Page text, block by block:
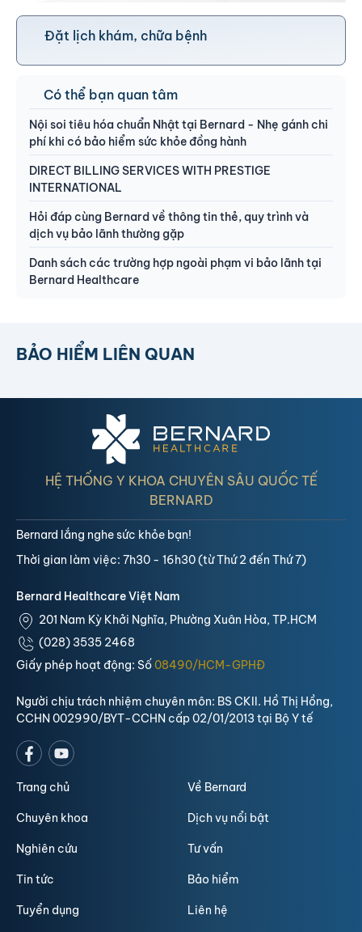
Đặt lịch khám, chữa bệnh
Có thể bạn quan tâm
Nội soi tiêu hóa chuẩn Nhật tại Bernard - Nhẹ gánh chi
phí khi có bảo hiểm sức khỏe đồng hành
DIRECT BILLING SERVICES WITH PRESTIGE
INTERNATIONAL
Hỏi đáp cùng Bernard về thông tin thẻ, quy trình và
dịch vụ bảo lãnh thường gặp
Danh sách các trường hợp ngoài phạm vi bảo lãnh tại
Bernard Healthcare
BẢO HIỂM LIÊN QUAN
HỆ THỐNG Y KHOA CHUYÊN SÂU QUỐC TẾ
BERNARD
Bernard Healthcare Việt Nam
201 Nam Kỳ Khởi Nghĩa, Phường Xuân Hòa, TP.HCM
(028) 3535 2468
Giấy phép hoạt động: Số08490/HCM-GPHĐ
Người chịu trách nhiệm chuyên môn: BS CKII. Hồ Thị Hồng,
CCHN 002990/BYT-CCHN cấp 02/01/2013 tại Bộ Y tế
Bernard lắng nghe sức khỏe bạn!
Thời gian làm việc: 7h30 - 16h30 (từ Thứ 2 đến Thứ 7)
Trang chủ Về Bernard
Chuyên khoa Dịch vụ nổi bật
Nghiên cứu Tư vấn
Tin tức Bảo hiểm
Tuyển dụng Liên hệ